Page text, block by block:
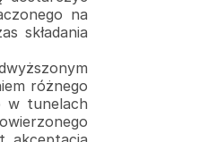
na
składania
różnego
w tunelach